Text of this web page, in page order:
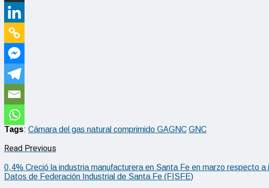
Tags: Cámara del gas natural comprimido GAGNC GNC
Read Previous
0,4% Creció la industria manufacturera en Santa Fe en marzo respecto
Datos de Federación Industrial de Santa Fe (FISFE)